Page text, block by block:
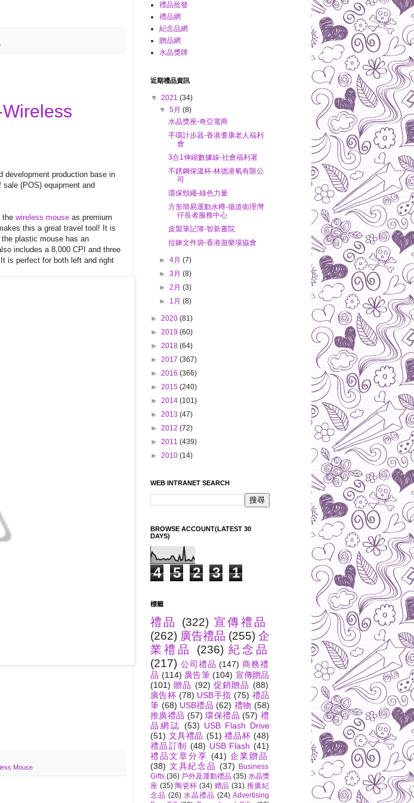
development production base in
(POS) equipment and
the wireless mouse as premium
this a great travel tool! It is
plastic mouse has an
includes a 8,000 CPI and three
is perfect for both left and right
Mouse
禮品批發
禮品網
紀念品網
贈品網
水晶獎牌
近期禮品資訊
▼ 2021 (34)
▼5月(8)
水晶獎座-奇亞電商
手環計步器-香港耆康老人福利
會
3合1伸縮數據線-社會福利署
不銹鋼保溫杯-林德港氧有限公
司
環保頸繩-綠色力量
方形簡易運動水樽-循道衛理灣
仔長者服務中心
皮製筆記簿-智新書院
拉鍊文件袋-香港遊樂場協會
►4月(7)
►3月(8)
►2月(3)
► 1月(8)
► 2020 (81)
► 2019 (60)
► 2018 (64)
► 2017 (367)
► 2016 (366)
► 2015 (240)
► 2014 (101)
► 2013 (47)
► 2012 (72)
► 2011 (439)
► 2010 (14)
WEB INTRANET SEARCH
BROWSE ACCOUNT(LATEST 30
DAYS)
4 5 2 3 1
標籤
禮品 (322) 宣傳禮品
(262) 廣告禮品 (255) 企
業禮品
(236) 紀念品
(217) 公司禮品 (147) 商務禮
品 (114) 廣告筆 (104) 宣傳贈品
(101) 贈品 (92) 促銷贈品 (88)
廣告杯 (78) USB手指 (75) 禮品
筆 (68) USB禮品 (62) 禮物 (58)
推廣禮品 (57) 環保禮品 (57) 禮
品網誌 (53) USB Flash Drive
(51) 文具禮品 (51) 禮品杯 (48)
禮品訂制
(48) USB Flash (41)
禮品文章分享 (41) 企業贈品
(38) 文具紀念品 (37)
Business
Gifts (36) 戶外及運動禮品 (35) 水晶獎
座 (35) 陶瓷杯 (34) 赠品 (31) 推廣紀
念品 (26) 水晶禮品 (24) Advertising